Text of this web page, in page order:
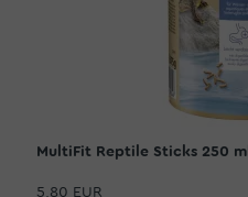
MultiFit Reptile Sticks 250 ml
5,80 EUR